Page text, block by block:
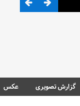
گزارش تصویری عکس